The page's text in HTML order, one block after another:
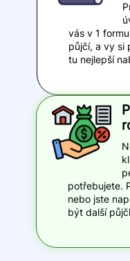
vás v 1
půjčí, a vy si
tu nejlepší
potřebujete.
nebo jste
být další